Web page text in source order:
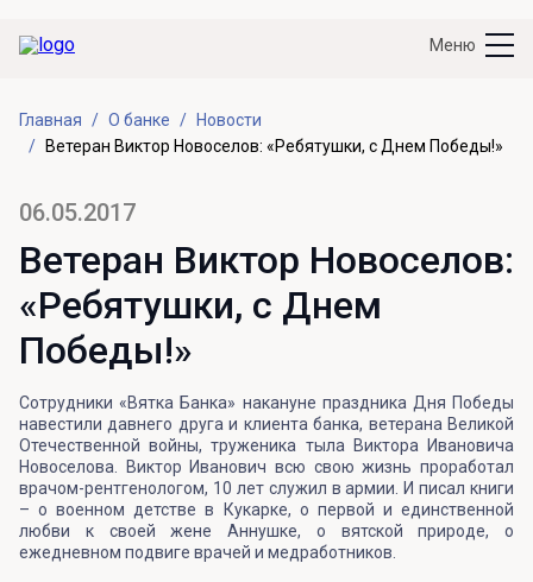
Меню
Главная О банке
Новости
Ветеран Виктор Новоселов: «Ребятушки, с Днем Победы!»
06.05.2017
Ветеран Виктор Новоселов:
«Ребятушки, с Днем
Победы!»
Сотрудники «Вятка Банка» накануне праздника Дня Победы
навестили давнего друга и клиента банка, ветерана Великой
Отечественной войны, труженика тыла Виктора Ивановича
Новоселова. Виктор Иванович всю свою жизнь проработал
врачом-рентгенологом, 10 лет служил в армии. И писал книги
– о военном детстве в Кукарке, о первой и единственной
любви к своей жене Аннушке, о вятской природе, о
ежедневном подвиге врачей и медработников.